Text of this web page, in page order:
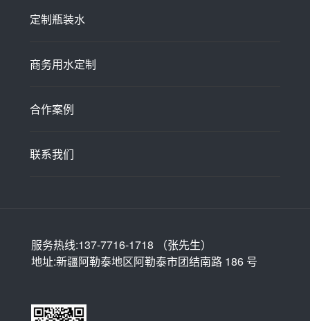
定制瓶装水
商务用水定制
合作案例
联系我们
服务热线:137-7716-1718 （张先生）
地址:新疆阿勒泰地区阿勒泰市团结南路 186 号